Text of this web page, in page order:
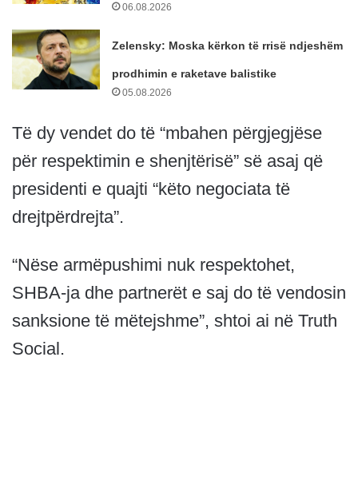
06.08.2026
Zelensky: Moska kërkon të rrisë ndjeshëm
prodhimin e raketave balistike
05.08.2026
Të dy vendet do të “mbahen përgjegjëse
për respektimin e shenjtërisë” së asaj që
presidenti e quajti “këto negociata të
drejtpërdrejta”.
“Nëse armëpushimi nuk respektohet,
SHBA-ja dhe partnerët e saj do të vendosin
sanksione të mëtejshme”, shtoi ai në Truth
Social.